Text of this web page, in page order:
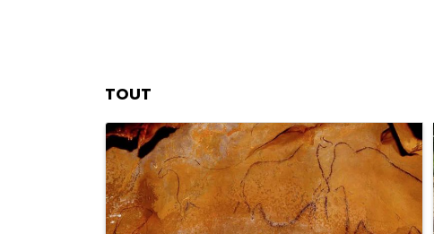
TOUT